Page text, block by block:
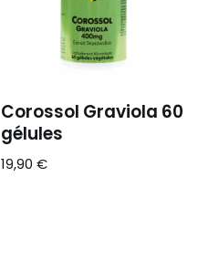
Corossol Graviola 60
gélules
19,90€